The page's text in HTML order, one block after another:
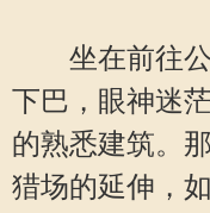
坐在前往公
下巴，眼神迷
的熟悉建筑。
猎场的延伸，